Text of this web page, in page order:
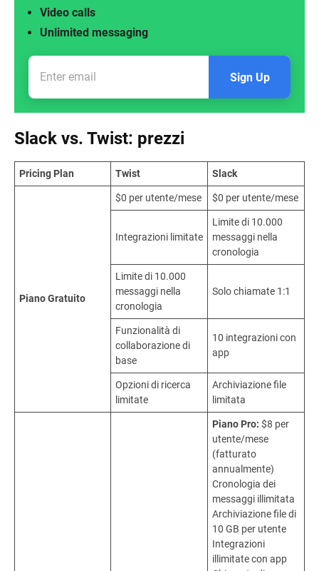
Unlimited messaging
Video calls
Sign Up
Slack vs. Twist: prezzi
Pricing Plan Twist Slack
Piano Gratuito
$0 per utente/mese $0 per utente/mese
Integrazioni limitate
Limite di 10.000
messaggi nella
cronologia
Limite di 10.000
messaggi nella
cronologia
Solo chiamate 1:1
Funzionalità di
collaborazione di
base
10 integrazioni con
app
Opzioni di ricerca
limitate
Archiviazione file
limitata
Piano Pro: $8 per
utente/mese
(fatturato
annualmente)
Cronologia dei
messaggi illimitata
Archiviazione file di
10 GB per utente
Integrazioni
illimitate con app